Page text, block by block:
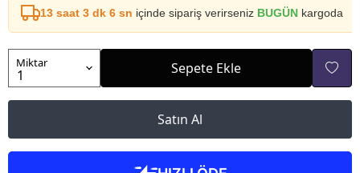
13 saat 3 dk 6 sn içinde sipariş verirseniz BUGÜN kargoda
Miktar Sepete Ekle
Satın Al